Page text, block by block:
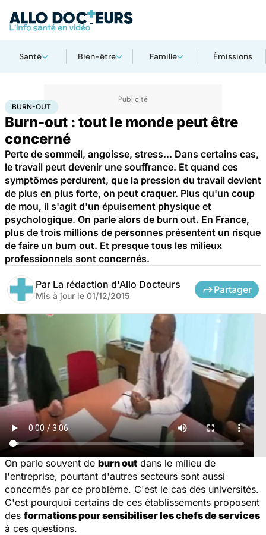
Santé Bien-être Famille Émissions
AccueilSanté Burn-out
BURN-OUT
Burn-out : tout le monde peut être
concerné
Perte de sommeil, angoisse, stress... Dans certains cas,
le travail peut devenir une souffrance. Et quand ces
symptômes perdurent, que la pression du travail devient
de plus en plus forte, on peut craquer. Plus qu'un coup
de mou, il s'agit d'un épuisement physique et
psychologique. On parle alors de burn out. En France,
plus de trois millions de personnes présentent un risque
de faire un burn out. Et presque tous les milieux
professionnels sont concernés.
Par La rédaction d'Allo Docteurs
Mis à jour le 01/12/2015
Partager
On parle souvent de burn out dans le milieu de
l'entreprise, pourtant d'autres secteurs sont aussi
concernés par ce problème. C'est le cas des universités.
C'est pourquoi certains de ces établissements proposent
des formations pour sensibiliser les chefs de services
à ces questions.